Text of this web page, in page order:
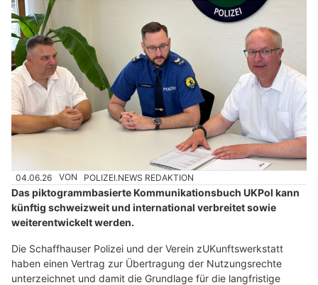
04.06.26 VON POLIZEI.NEWS REDAKTION
Das piktogrammbasierte Kommunikationsbuch UKPol kann
künftig schweizweit und international verbreitet sowie
weiterentwickelt werden.
Die Schaffhauser Polizei und der Verein zUKunftswerkstatt
haben einen Vertrag zur Übertragung der Nutzungsrechte
unterzeichnet und damit die Grundlage für die langfristige